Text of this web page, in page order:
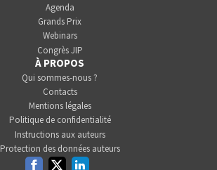
Agenda
Grands Prix
Webinars
Congrès JIP
À PROPOS
Qui sommes-nous ?
Contacts
Mentions légales
Politique de confidentialité
Instructions aux auteurs
Protection des données auteurs